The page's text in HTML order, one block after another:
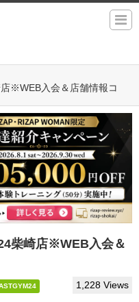
※WEB入会＆店舗情報コ
柴崎店※WEB入会＆
1,228 Views